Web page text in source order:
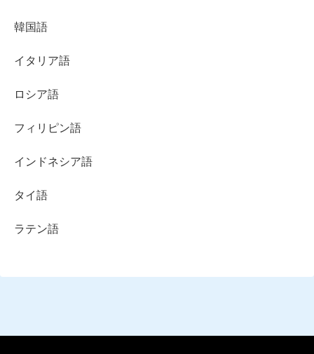
韓国語
イタリア語
ロシア語
フィリピン語
インドネシア語
タイ語
ラテン語